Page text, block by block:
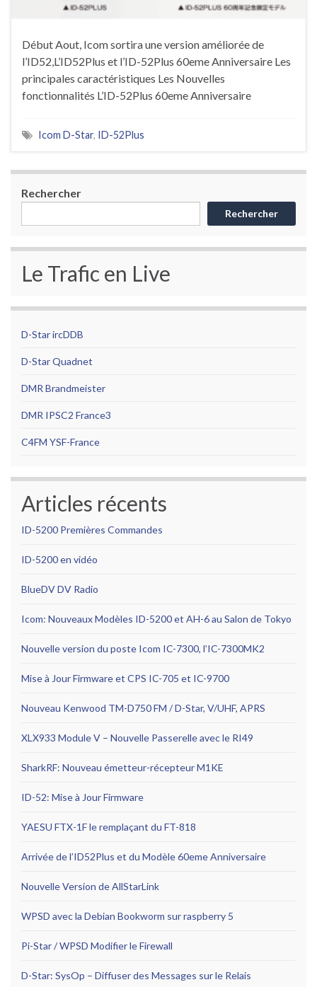
Début Aout, Icom sortira une version améliorée de
l’ID52,L’ID52Plus et l’ID-52Plus 60eme Anniversaire Les
principales caractéristiques Les Nouvelles
fonctionnalités L’ID-52Plus 60eme Anniversaire
Icom D-Star, ID-52Plus
Rechercher
Rechercher
Le Trafic en Live
D-Star ircDDB
D-Star Quadnet
DMR Brandmeister
DMR IPSC2 France3
C4FM YSF-France
Articles récents
ID-5200 Premières Commandes
ID-5200 en vidéo
BlueDV DV Radio
Icom: Nouveaux Modèles ID-5200 et AH-6 au Salon de Tokyo
Nouvelle version du poste Icom IC-7300, l’IC-7300MK2
Mise à Jour Firmware et CPS IC-705 et IC-9700
Nouveau Kenwood TM-D750 FM / D-Star, V/UHF, APRS
XLX933 Module V – Nouvelle Passerelle avec le RI49
SharkRF: Nouveau émetteur-récepteur M1KE
ID-52: Mise à Jour Firmware
YAESU FTX-1F le remplaçant du FT-818
Arrivée de l’ID52Plus et du Modèle 60eme Anniversaire
Nouvelle Version de AllStarLink
WPSD avec la Debian Bookworm sur raspberry 5
Pi-Star / WPSD Modifier le Firewall
D-Star: SysOp – Diffuser des Messages sur le Relais